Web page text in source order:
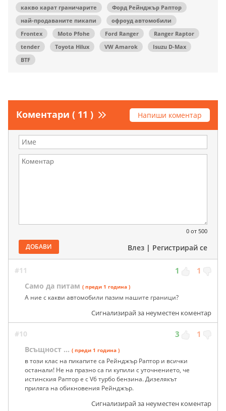
какво карат граничарите
Форд Рейнджър Раптор
най-продаваните пикапи
офроуд автомобили
Frontex
Moto Pfohe Ford Ranger
Ranger Raptor
tender
Toyota Hilux VW Amarok
Isuzu D-Max
BTF
Коментари ( 11 ) Напиши коментар
0 от 500
ДОБАВИ Влез | Регистрирай се
#11 1 1
Само да питам ( преди 1 година )
А ние с какви автомобили пазим нашите граници?
Сигнализирай за неуместен коментар
#10 3 1
Всъщност ... ( преди 1 година )
в този клас на пикапите са Рейнджър Раптор и всички
останали! Не на празно са ги купили с уточнението, че
истинския Раптор е с V6 турбо бензина. Дизелякът
приляга на обикновения Рейнджър.
Сигнализирай за неуместен коментар